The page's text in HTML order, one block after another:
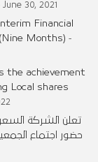
June 30, 2021
Financial
Months) -
the achievement
Local shares
تعلن الشركة
حضور اجتماع